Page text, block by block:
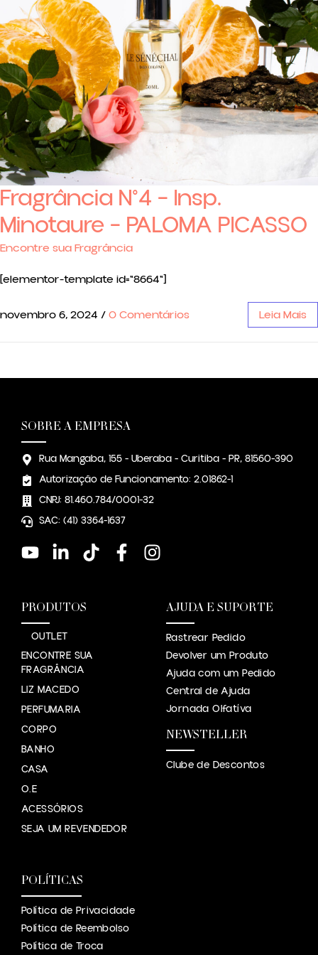
Fragrância N°4 – Insp.
Minotaure – PALOMA PICASSO
Encontre sua Fragrância
[elementor-template id="8664"]
novembro 6, 2024 /0 Comentários Leia Mais
SOBRE A EMPRESA
Rua Mangaba, 155 - Uberaba - Curitiba - PR, 81560-390
Autorização de Funcionamento: 2.01862-1
CNPJ: 81.460.784/0001-32
SAC: (41) 3364-1637
PRODUTOS
OUTLET
ENCONTRE SUA
FRAGRÂNCIA
LIZ MACEDO
PERFUMARIA
CORPO
BANHO
CASA
O.E
ACESSÓRIOS
SEJA UM REVENDEDOR
AJUDA E SUPORTE
Rastrear Pedido
Devolver um Produto
Ajuda com um Pedido
Central de Ajuda
Jornada Olfatíva
NEWSTELLER
Clube de Descontos
POLÍTICAS
Política de Privacidade
Política de Reembolso
Política de Troca